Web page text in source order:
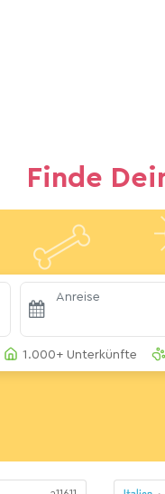
Finde
Anreise
1.000+ Unterkünfte